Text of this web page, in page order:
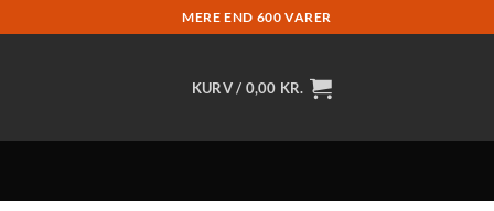
MERE END 600 VARER
KURV / 0,00 KR.